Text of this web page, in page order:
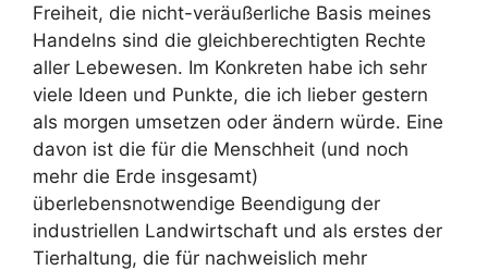
Freiheit, die nicht-veräußerliche Basis meines
Handelns sind die gleichberechtigten Rechte
aller Lebewesen. Im Konkreten habe ich sehr
viele Ideen und Punkte, die ich lieber gestern
als morgen umsetzen oder ändern würde. Eine
davon ist die für die Menschheit (und noch
mehr die Erde insgesamt)
überlebensnotwendige Beendigung der
industriellen Landwirtschaft und als erstes der
Tierhaltung, die für nachweislich mehr